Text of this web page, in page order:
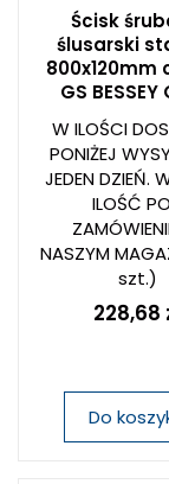
Ścisk
ślusarski
800x120mm
GS BESSEY
W ILOŚCI
PONIŻEJ
JEDEN DZIEŃ.
ILOŚĆ
NASZYM
szt.)
228,68
Do